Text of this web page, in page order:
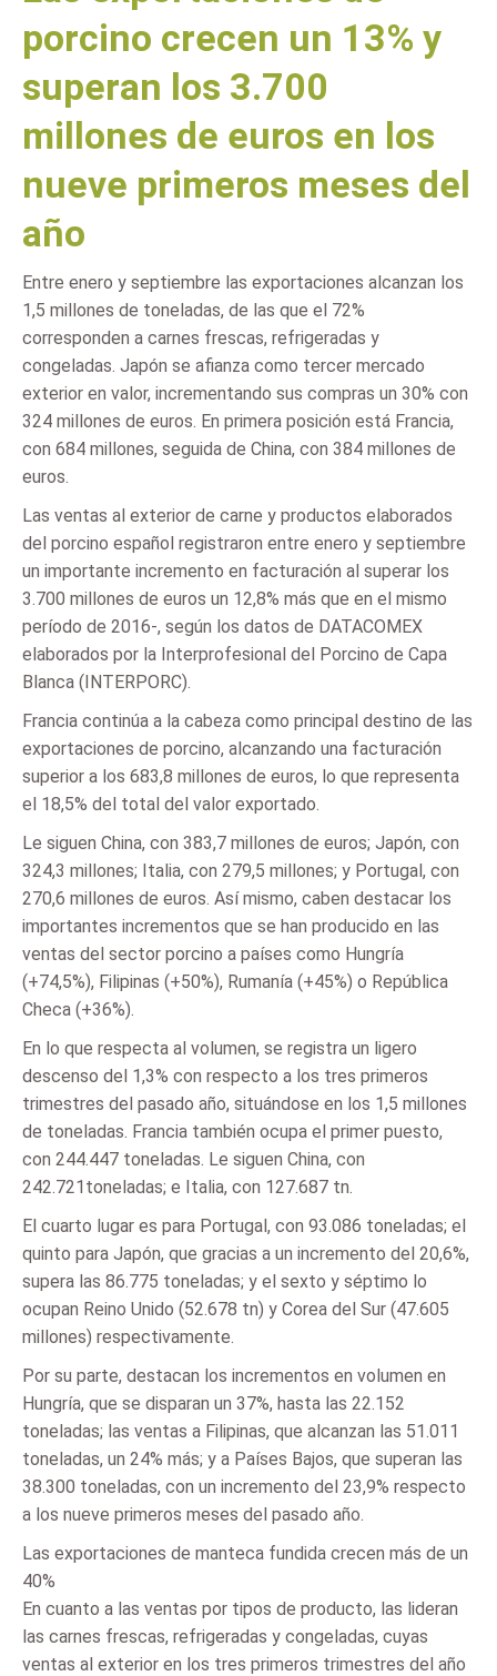
porcino crecen un 13% y
superan los 3.700
millones de euros en los
nueve primeros meses del
año
Entre enero y septiembre las exportaciones alcanzan los
1,5 millones de toneladas, de las que el 72%
corresponden a carnes frescas, refrigeradas y
congeladas. Japón se afianza como tercer mercado
exterior en valor, incrementando sus compras un 30% con
324 millones de euros. En primera posición está Francia,
con 684 millones, seguida de China, con 384 millones de
euros.
Las ventas al exterior de carne y productos elaborados
del porcino español registraron entre enero y septiembre
un importante incremento en facturación al superar los
3.700 millones de euros un 12,8% más que en el mismo
período de 2016-, según los datos de DATACOMEX
elaborados por la Interprofesional del Porcino de Capa
Blanca (INTERPORC).
Francia continúa a la cabeza como principal destino de las
exportaciones de porcino, alcanzando una facturación
superior a los 683,8 millones de euros, lo que representa
el 18,5% del total del valor exportado.
Le siguen China, con 383,7 millones de euros; Japón, con
324,3 millones; Italia, con 279,5 millones; y Portugal, con
270,6 millones de euros. Así mismo, caben destacar los
importantes incrementos que se han producido en las
ventas del sector porcino a países como Hungría
(+74,5%), Filipinas (+50%), Rumanía (+45%) o República
Checa (+36%).
En lo que respecta al volumen, se registra un ligero
descenso del 1,3% con respecto a los tres primeros
trimestres del pasado año, situándose en los 1,5 millones
de toneladas. Francia también ocupa el primer puesto,
con 244.447 toneladas. Le siguen China, con
242.721toneladas; e Italia, con 127.687 tn.
El cuarto lugar es para Portugal, con 93.086 toneladas; el
quinto para Japón, que gracias a un incremento del 20,6%,
supera las 86.775 toneladas; y el sexto y séptimo lo
ocupan Reino Unido (52.678 tn) y Corea del Sur (47.605
millones) respectivamente.
Por su parte, destacan los incrementos en volumen en
Hungría, que se disparan un 37%, hasta las 22.152
toneladas; las ventas a Filipinas, que alcanzan las 51.011
toneladas, un 24% más; y a Países Bajos, que superan las
38.300 toneladas, con un incremento del 23,9% respecto
a los nueve primeros meses del pasado año.
Las exportaciones de manteca fundida crecen más de un
40%
En cuanto a las ventas por tipos de producto, las lideran
las carnes frescas, refrigeradas y congeladas, cuyas
ventas al exterior en los tres primeros trimestres del año